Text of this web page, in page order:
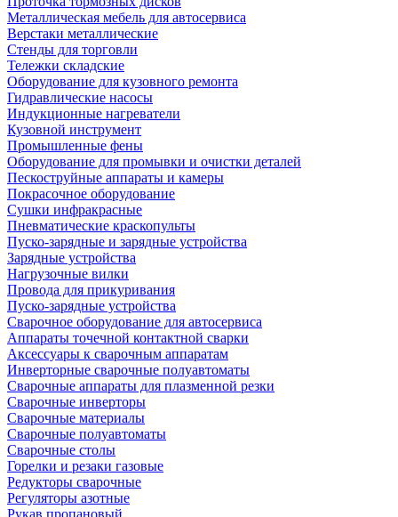
Металлическая мебель для автосервиса
Верстаки металлические
Стенды для торговли
Тележки складские
Оборудование для кузовного ремонта
Гидравлические насосы
Индукционные нагреватели
Кузовной инструмент
Промышленные фены
Оборудование для промывки и очистки деталей
Пескоструйные аппараты и камеры
Покрасочное оборудование
Сушки инфракрасные
Пневматические краскопульты
Пуско-зарядные и зарядные устройства
Зарядные устройства
Нагрузочные вилки
Провода для прикуривания
Пуско-зарядные устройства
Сварочное оборудование для автосервиса
Аппараты точечной контактной сварки
Аксессуары к сварочным аппаратам
Инверторные сварочные полуавтоматы
Сварочные аппараты для плазменной резки
Сварочные инверторы
Сварочные материалы
Сварочные полуавтоматы
Сварочные столы
Горелки и резаки газовые
Редукторы сварочные
Регуляторы азотные
Рукав пропановый